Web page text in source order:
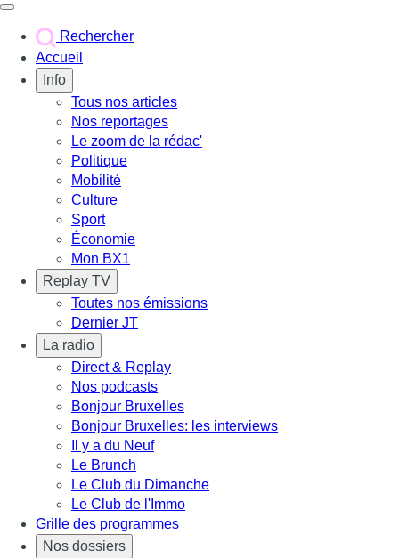
Rechercher
Accueil
Info
Tous nos articles
Nos reportages
Le zoom de la rédac'
Politique
Mobilité
Culture
Sport
Économie
Mon BX1
Replay TV
Toutes nos émissions
Dernier JT
La radio
Direct & Replay
Nos podcasts
Bonjour Bruxelles
Bonjour Bruxelles: les interviews
Il y a du Neuf
Le Brunch
Le Club du Dimanche
Le Club de l'Immo
Grille des programmes
Nos dossiers